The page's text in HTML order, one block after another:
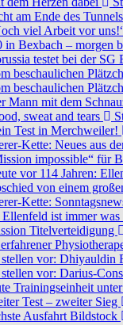
am Ende des Tunnels
viel Arbeit vor
in Bexbach – morgen
testet bei der SG
beschaulichen
beschaulichen
Mann mit dem
sweat and tears
Test in Merchweiler!
Kette: Neues aus
impossible“ für
vor 114 Jahren:
von einem
Kette:
ist immer was
Titelverteidigung
vor: Dhiyauldin
vor: Darius-
Trainingseinheit
Test – zweiter Sieg
Ausfahrt Bildstock